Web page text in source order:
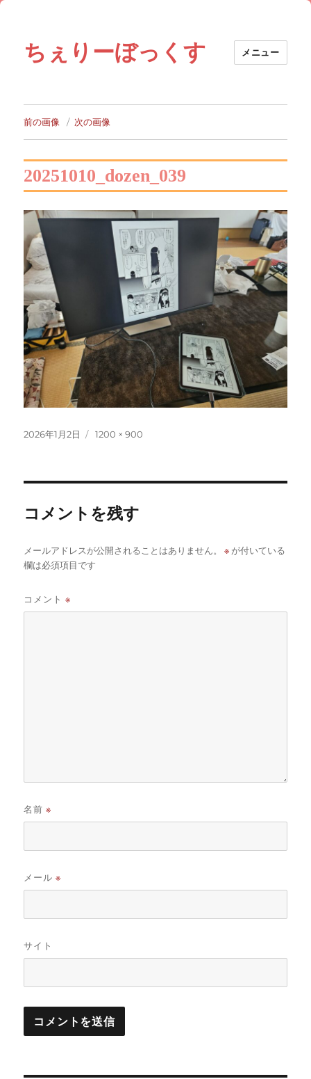
ちぇりーぼっくす メニュー
前の画像 次の画像
20251010_dozen_039
投
2026年1月2日
フ
1200 × 900
コメントを残す
メールアドレスが公開されることはありません。 ※ が付いている
欄は必須項目です
コメント※
名前※
メール※
サイト